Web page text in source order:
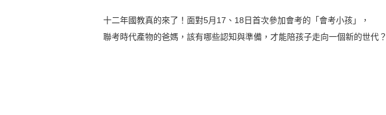
十二年國教真的來了！面對5月17、18日首次參加會考的「會考小孩」，
聯考時代產物的爸媽，該有哪些認知與準備，才能陪孩子走向一個新的世代？